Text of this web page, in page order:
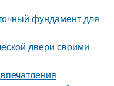
фундамент для
двери своими